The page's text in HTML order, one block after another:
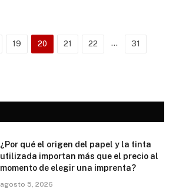
19 20 21 22 … 31
¿Por qué el origen del papel y la tinta
utilizada importan más que el precio al
momento de elegir una imprenta?
agosto 5, 2026